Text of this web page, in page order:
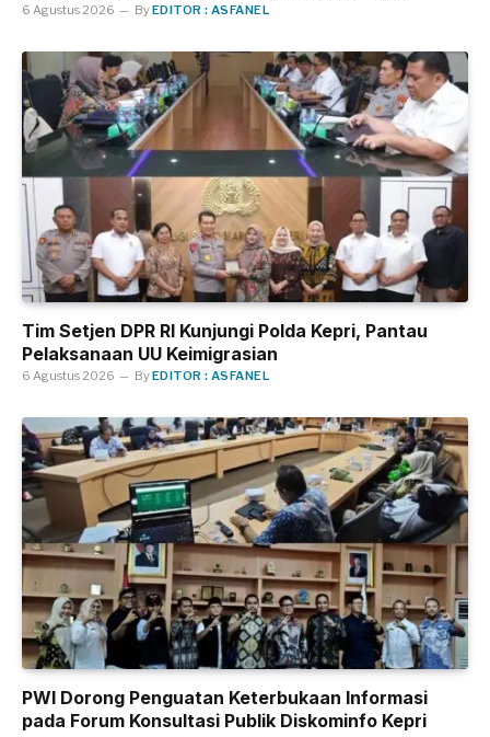
6 Agustus 2026 ByEDITOR : ASFANEL
Tim Setjen DPR RI Kunjungi Polda Kepri, Pantau
Pelaksanaan UU Keimigrasian
6 Agustus 2026 ByEDITOR : ASFANEL
PWI Dorong Penguatan Keterbukaan Informasi
pada Forum Konsultasi Publik Diskominfo Kepri